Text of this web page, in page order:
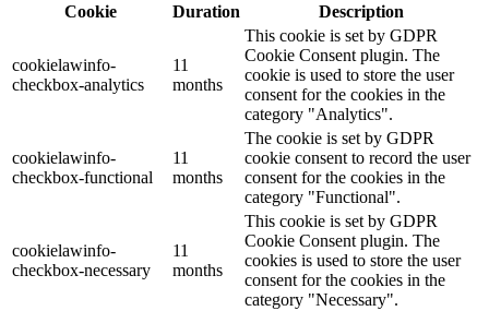
Cookie
Duration Description
cookielawinfo-
checkbox-analytics
11
months
This cookie is set by GDPR
Cookie Consent plugin. The
cookie is used to store the user
consent for the cookies in the
category "Analytics".
cookielawinfo-
checkbox-functional
11
months
The cookie is set by GDPR
cookie consent to record the user
consent for the cookies in the
category "Functional".
cookielawinfo-
checkbox-necessary
11
months
This cookie is set by GDPR
Cookie Consent plugin. The
cookies is used to store the user
consent for the cookies in the
category "Necessary".